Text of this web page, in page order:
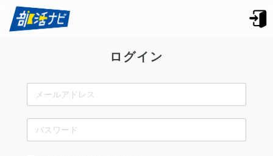
ログイン